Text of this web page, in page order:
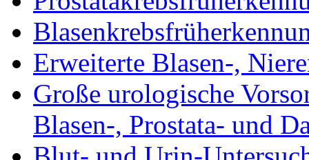
Erweiterte Blasen-,
Große urologische
Blasen-, Prostata- und